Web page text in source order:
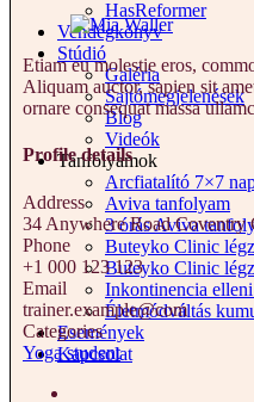
HasReformer
Vendégkönyv
Stúdió
Galéria
Sajtómegjelenések
Blog
Videók
Tanfolyamok
Arcfiatalító 7×7
Aviva tanfolyam
3 órás Aviva
Buteyko Clinic
Buteyko Clinic
Inkontinencia
Életmódváltás
Események
Kapcsolat
Etiam eu molestie eros,
Aliquam auctor, sapien sit
ornare consequat massa
Profile details
Address
34 Anywhere Road Coventry
Phone
+1 000 123 123
Email
trainer.example@com
Categories
Yoga student